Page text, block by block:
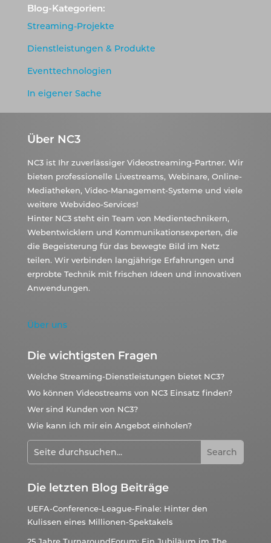
Blog-Kategorien:
Streaming-Projekte
Dienstleistungen & Produkte
Eventtechnologien
In eigener Sache
Über NC3
NC3 ist Ihr zuverlässiger Videostreaming-Partner. Wir
bieten professionelle Livestreams, Webinare, Online-
Mediatheken, Video-Management-Systeme und viele
weitere Webvideo-Services!
Hinter NC3 steht ein Team von Medientechnikern,
Webentwicklern und Kommunikationsexperten, die
die Begeisterung für das bewegte Bild im Netz
teilen. Wir verbinden langjährige Erfahrungen und
erprobte Technik mit frischen Ideen und innovativen
Anwendungen.
Über uns
Die wichtigsten Fragen
Welche Streaming-Dienstleistungen bietet NC3?
Wo können Videostreams von NC3 Einsatz finden?
Wer sind Kunden von NC3?
Wie kann ich mir ein Angebot einholen?
Die letzten Blog Beiträge
UEFA-Conference-League-Finale: Hinter den
Kulissen eines Millionen-Spektakels